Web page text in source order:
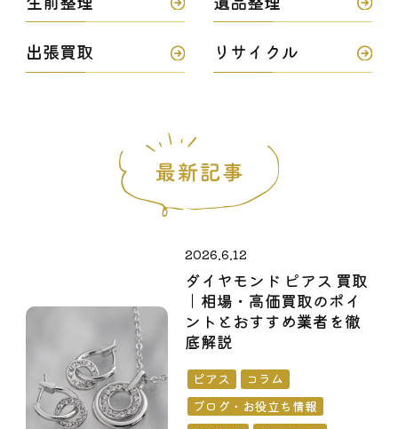
出張買取 リサイクル
2026.6.12
ダイヤモンド ピアス 買取
｜相場・高価買取のポイ
ントとおすすめ業者を徹
底解説
ピアス
コラム
ブログ・お役立ち情報